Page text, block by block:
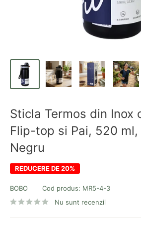
Sticla Termos din Inox
Flip-top si Pai, 520 ml,
Negru
REDUCERE DE 20%
BOBO Cod produs: MR5-4-3
Nu sunt recenzii